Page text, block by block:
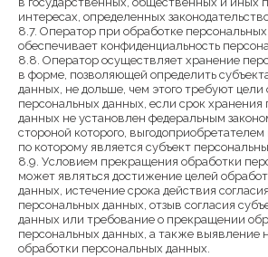
интересах, определенных
8.7. Оператор при обработке
обеспечивает конфиденциальность
8.8. Оператор осуществляет хранение
в форме, позволяющей определить
данных, не дольше, чем этого требуют цели
персональных данных, если срок хранения
данных не установлен федеральным
стороной которого,
по которому является субъект
8.9. Условием прекращения обработки
может являться достижение целей
данных, истечение срока действия
персональных данных, отзыв согласия
данных или требование о прекращении
персональных данных, а также выявление
обработки персональных данных.